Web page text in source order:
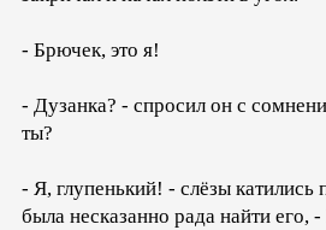
- Брючек, это я!
- Дузанка? - спросил он с
ты?
- Я, глупенький! - слёзы
была несказанно рада найти